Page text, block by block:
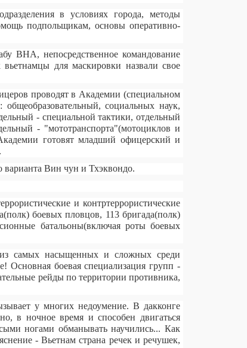
в условиях города, методы
подпольщикам, основы оперативно-
ВНА, непосредственное командование
для маскировки назвали свое
проводят в Академии (специальном
социальных наук,
- специальной тактики, отдельный
- "мототранспорта"(мотоциклов и
готовят младший офицерский и
варианта Вин чун и Тхэквондо.
и контртеррористические
боевых пловцов, 113 бригада(полк)
батальоны(включая роты боевых
самых насыщенных и сложных среди
Основная боевая специализация групп -
рейды по территории противника,
у многих недоумение. В дакконге
в ночное время и способен двигаться
ногами обманывать научились... Как
- Вьетнам страна речек и речушек,